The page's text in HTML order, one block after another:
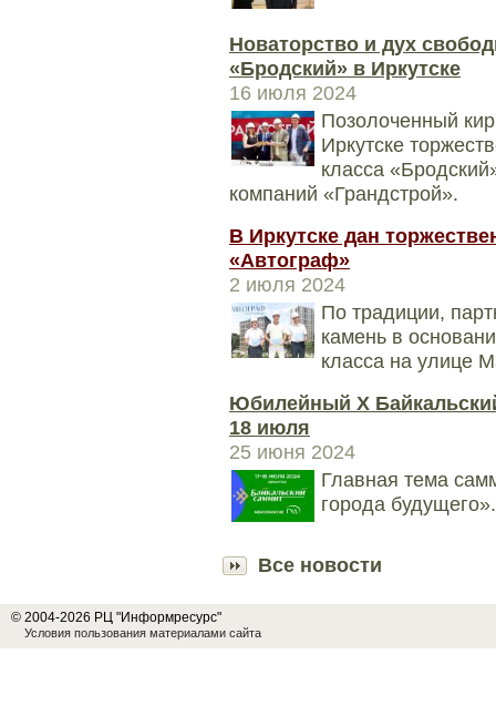
Новаторство и дух
«Бродский» в Иркутске
16 июля 2024
Позолоченный
Иркутске
класса
компаний «Грандстрой».
В Иркутске дан
«Автограф»
2 июля 2024
По традиции,
камень в
класса на улице
Юбилейный X
18 июля
25 июня 2024
Главная тема
города будущего».
Все новости
© 2004-2026 РЦ "Информресурс"
Условия пользования материалами сайта